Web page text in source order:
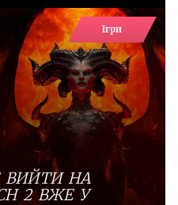
Ігри
ВИЙТИ НА
2 ВЖЕ У